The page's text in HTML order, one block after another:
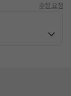
수정 요청